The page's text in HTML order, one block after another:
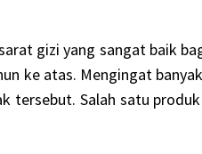
gizi yang sangat baik
ke atas. Mengingat
Salah satu